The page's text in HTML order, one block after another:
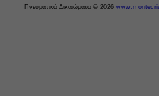
Πνευματικά Δικαιώματα © 2026